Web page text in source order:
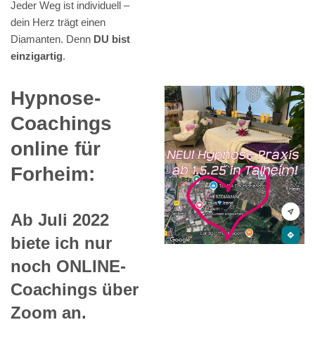
Jeder Weg ist individuell –
dein Herz trägt einen
Diamanten. Denn DU bist
einzigartig.
Hypnose-
Coachings
online für
Forheim:
Ab Juli 2022
biete ich nur
noch ONLINE-
Coachings über
Zoom an.